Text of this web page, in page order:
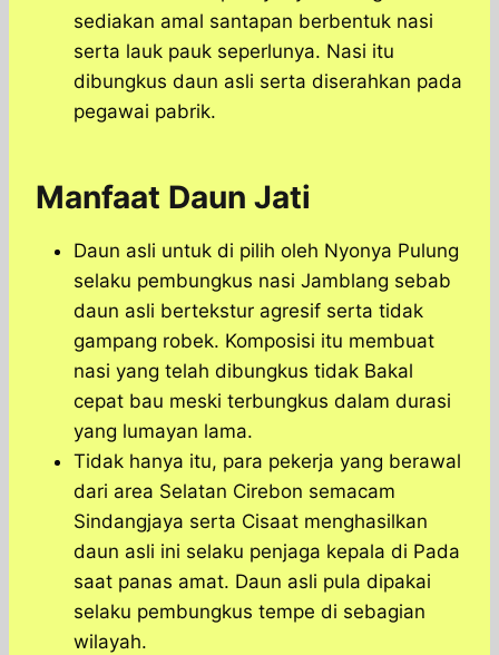
sediakan amal santapan berbentuk nasi
serta lauk pauk seperlunya. Nasi itu
dibungkus daun asli serta diserahkan pada
pegawai pabrik.
Manfaat Daun Jati
Daun asli untuk di pilih oleh Nyonya Pulung
selaku pembungkus nasi Jamblang sebab
daun asli bertekstur agresif serta tidak
gampang robek. Komposisi itu membuat
nasi yang telah dibungkus tidak Bakal
cepat bau meski terbungkus dalam durasi
yang lumayan lama.
Tidak hanya itu, para pekerja yang berawal
dari area Selatan Cirebon semacam
Sindangjaya serta Cisaat menghasilkan
daun asli ini selaku penjaga kepala di Pada
saat panas amat. Daun asli pula dipakai
selaku pembungkus tempe di sebagian
wilayah.